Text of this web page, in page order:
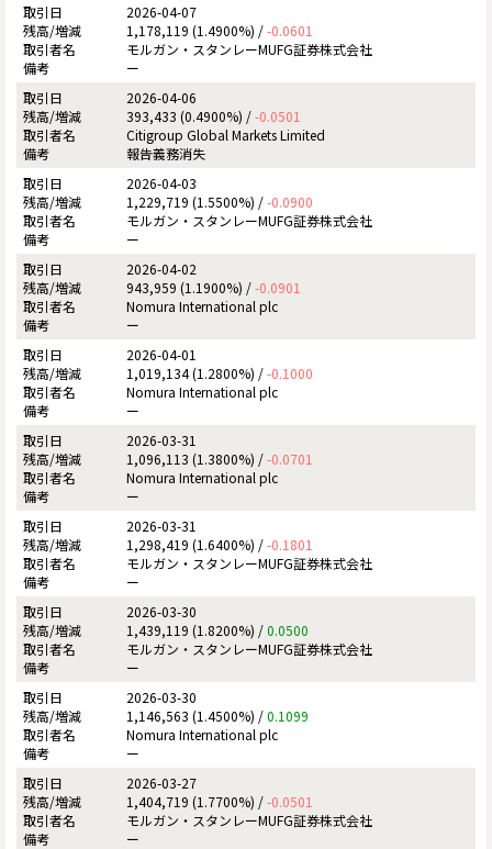
2026-04-07
1,178,119 (1.4900%) /-0.0601
モルガン・スタンレーMUFG証券株式会社
ー
2026-04-06
393,433 (0.4900%) /-0.0501
Citigroup Global Markets Limited
報告義務消失
2026-04-03
1,229,719 (1.5500%) /-0.0900
モルガン・スタンレーMUFG証券株式会社
ー
2026-04-02
943,959 (1.1900%) /-0.0901
Nomura International plc
ー
2026-04-01
1,019,134 (1.2800%) /-0.1000
Nomura International plc
ー
2026-03-31
1,096,113 (1.3800%) /-0.0701
Nomura International plc
ー
2026-03-31
1,298,419 (1.6400%) /-0.1801
モルガン・スタンレーMUFG証券株式会社
ー
2026-03-30
1,439,119 (1.8200%) /0.0500
モルガン・スタンレーMUFG証券株式会社
ー
2026-03-30
1,146,563 (1.4500%) /0.1099
Nomura International plc
ー
2026-03-27
1,404,719 (1.7700%) /-0.0501
モルガン・スタンレーMUFG証券株式会社
ー